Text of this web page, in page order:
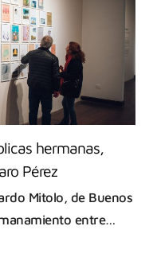
hermanas,
Pérez
Mitolo, de Buenos
entre…